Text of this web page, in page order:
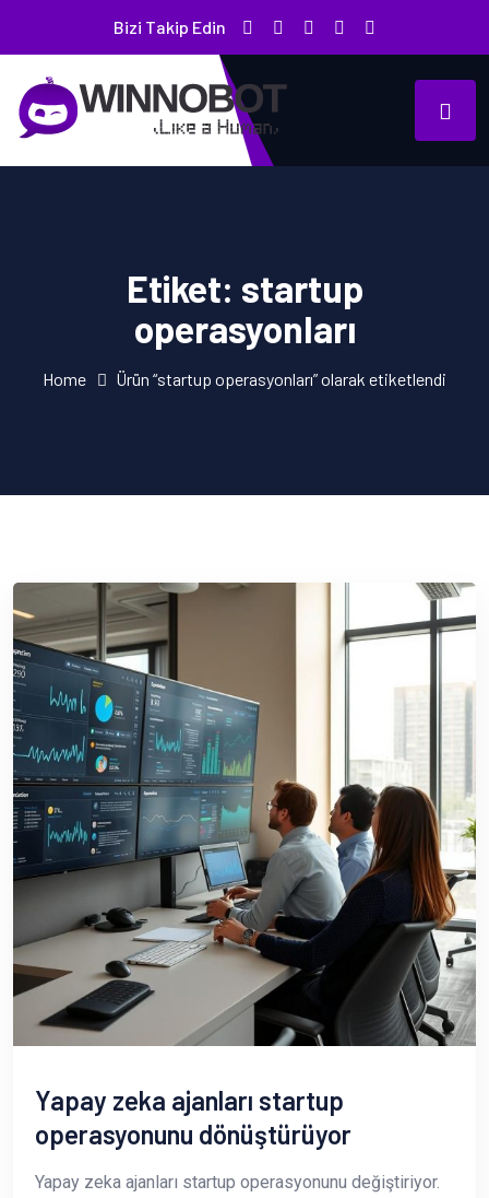
Bizi Takip Edin
Etiket: startup
operasyonları
Home Ürün “startup operasyonları” olarak etiketlendi
Yapay zeka ajanları startup
operasyonunu dönüştürüyor
Yapay zeka ajanları startup operasyonunu değiştiriyor.